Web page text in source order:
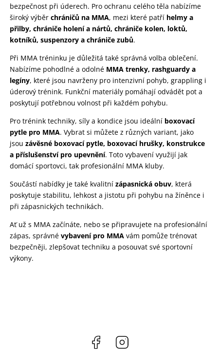
bezpečnost při úderech. Pro ochranu celého těla nabízíme
široký výběr chráničů na MMA, mezi které patří helmy a
přilby, chrániče holení a nártů, chrániče kolen, loktů,
kotníků, suspenzory a chrániče zubů.
Při MMA tréninku je důležitá také správná volba oblečení.
Nabízíme pohodlné a odolné MMA trenky, rashguardy a
legíny, které jsou navrženy pro intenzivní pohyb, grappling i
úderový trénink. Funkční materiály pomáhají odvádět pot a
poskytují potřebnou volnost při každém pohybu.
Pro trénink techniky, síly a kondice jsou ideální boxovací
pytle pro MMA. Vybrat si můžete z různých variant, jako
jsou závěsné boxovací pytle, boxovací hrušky, konstrukce
a příslušenství pro upevnění. Toto vybavení využijí jak
domácí sportovci, tak profesionální MMA kluby.
Součástí nabídky je také kvalitní zápasnická obuv, která
poskytuje stabilitu, lehkost a jistotu při pohybu na žíněnce i
při zápasnických technikách.
Ať už s MMA začínáte, nebo se připravujete na profesionální
zápas, správné vybavení pro MMA vám pomůže trénovat
bezpečněji, zlepšovat techniku a posouvat své sportovní
výkony.
Facebook